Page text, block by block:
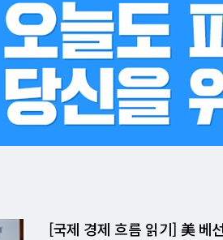
[국제 경제 흐름 읽기] 美 베